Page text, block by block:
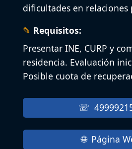
dificultades en relaciones
Requisitos:
Presentar INE, CURP y
residencia. Evaluación
Posible cuota de
Página